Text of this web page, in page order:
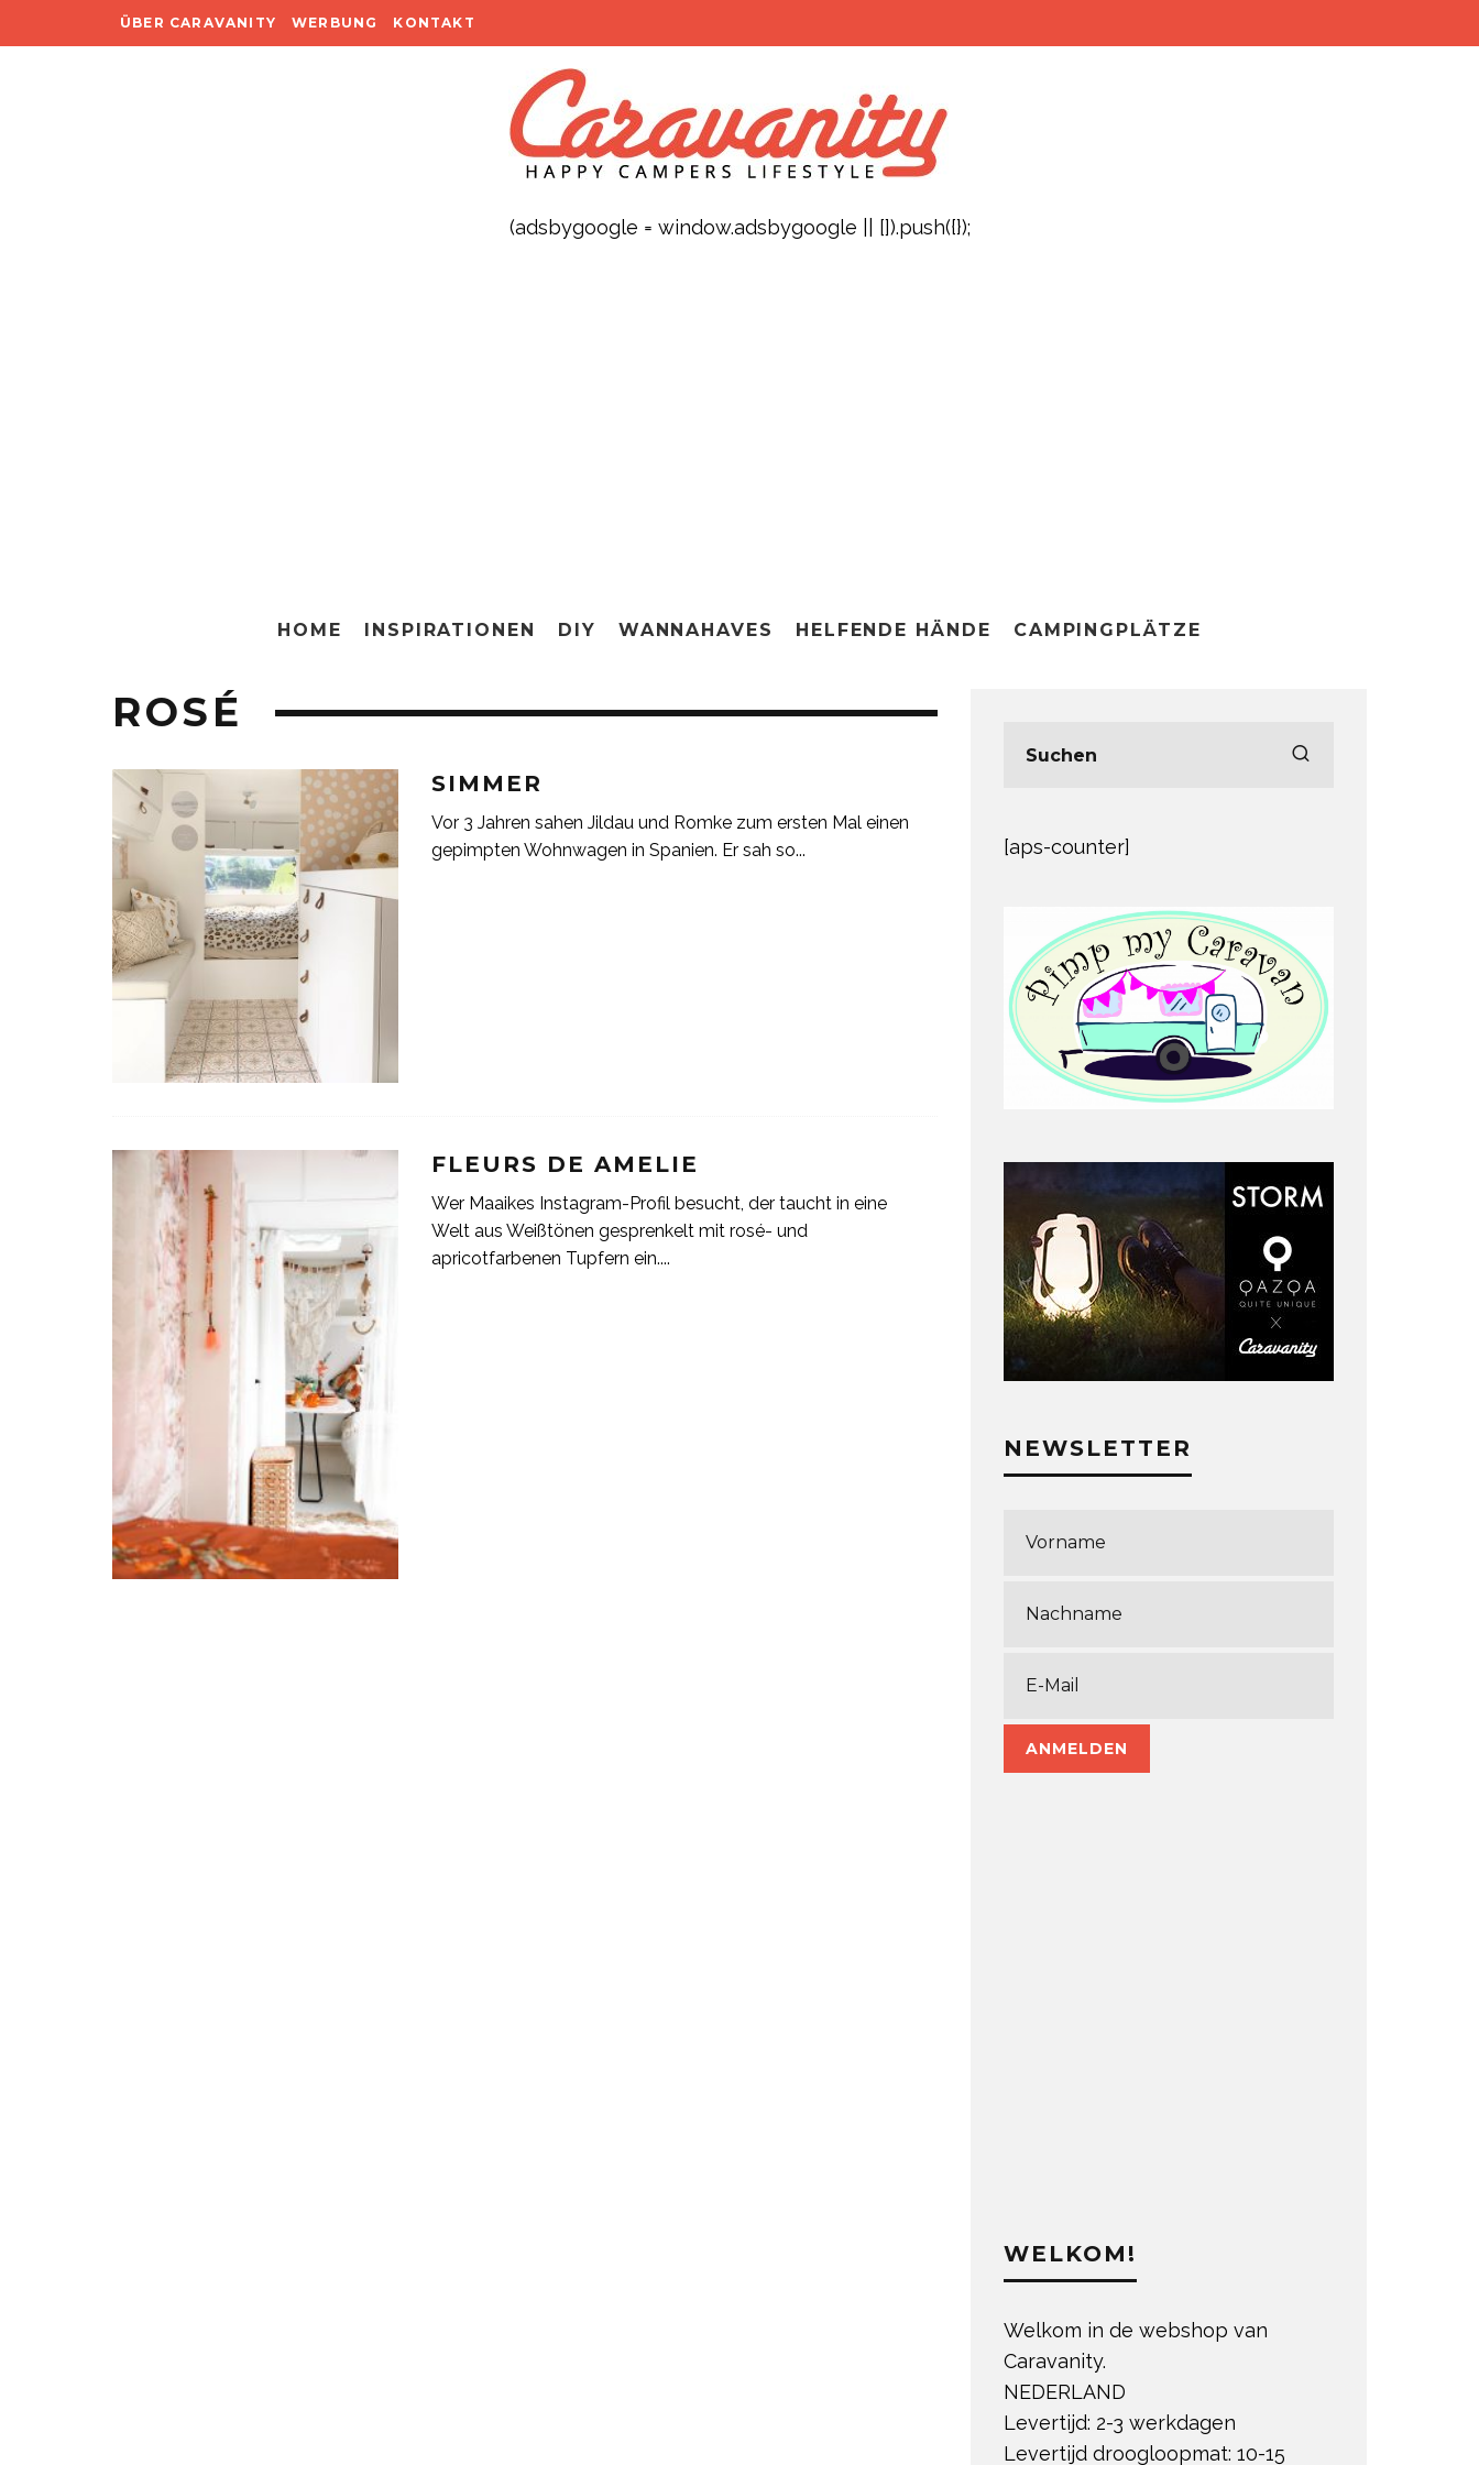
ÜBER CARAVANITY WERBUNG KONTAKT
(adsbygoogle = window.adsbygoogle || []).push({});
HOME INSPIRATIONEN DIY WANNAHAVES HELFENDE HÄNDE CAMPINGPLÄTZE
ROSÉ
SIMMER
Vor 3 Jahren sahen Jildau und Romke zum ersten Mal einen
gepimpten Wohnwagen in Spanien. Er sah so...
FLEURS DE AMELIE
Wer Maaikes Instagram-Profil besucht, der taucht in eine
Welt aus Weißtönen gesprenkelt mit rosé- und
apricotfarbenen Tupfern ein....
[aps-counter]
NEWSLETTER
WELKOM!
Welkom in de webshop van
Caravanity.
NEDERLAND
Levertijd: 2-3 werkdagen
Levertijd droogloopmat: 10-15